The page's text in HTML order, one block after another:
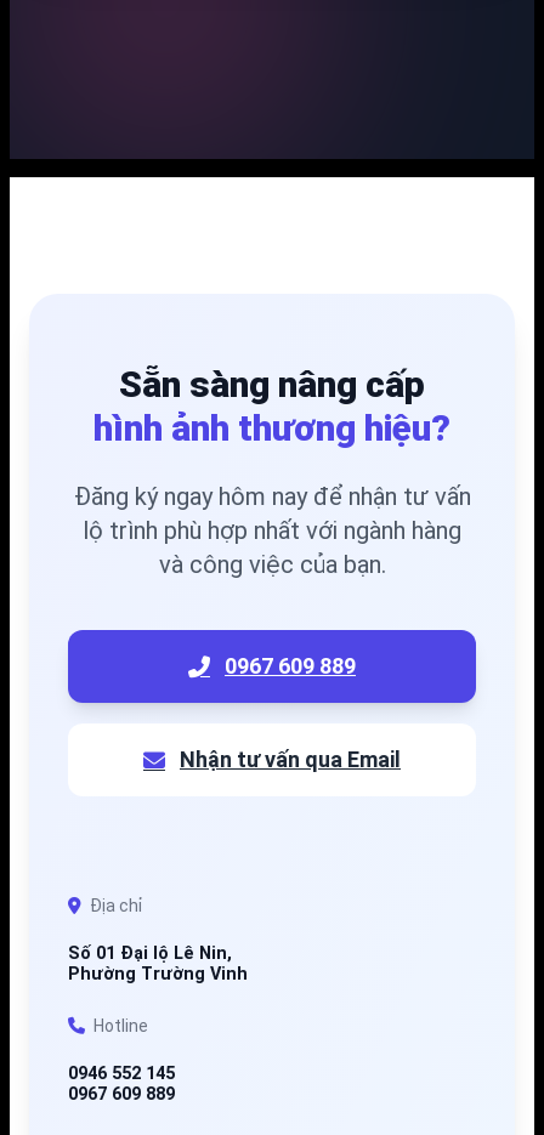
Sẵn sàng nâng cấp
hình ảnh thương hiệu?
Đăng ký ngay hôm nay để nhận tư vấn
lộ trình phù hợp nhất với ngành hàng
và công việc của bạn.
0967 609 889
Nhận tư vấn qua Email
Địa chỉ
Số 01 Đại lộ Lê Nin,
Phường Trường Vinh
Hotline
0946 552 145
0967 609 889